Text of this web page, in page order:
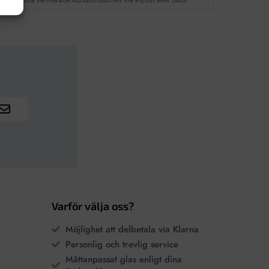
Varför välja oss?
Möjlighet att delbetala via Klarna
Personlig och trevlig service
Måttanpassat glas enligt dina